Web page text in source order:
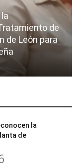
de
de León para
la
de